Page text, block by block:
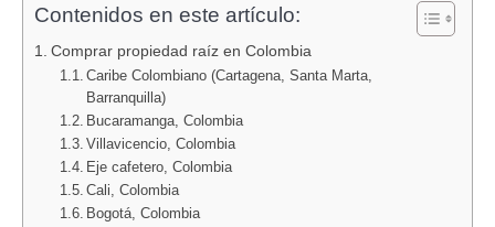
Contenidos en este artículo:
Comprar propiedad raíz en Colombia
Caribe Colombiano (Cartagena, Santa Marta,
Barranquilla)
Bucaramanga, Colombia
Villavicencio, Colombia
Eje cafetero, Colombia
Cali, Colombia
Bogotá, Colombia